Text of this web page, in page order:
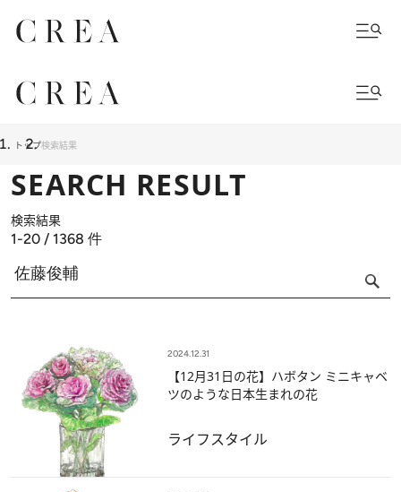
トップ検索結果
SEARCH RESULT
検索結果
1-20 / 1368 件
2024.12.31
【12月31日の花】ハボタン ミニキャベ
ツのような日本生まれの花
ライフスタイル